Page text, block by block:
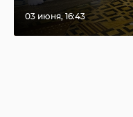
03 июня, 16:43